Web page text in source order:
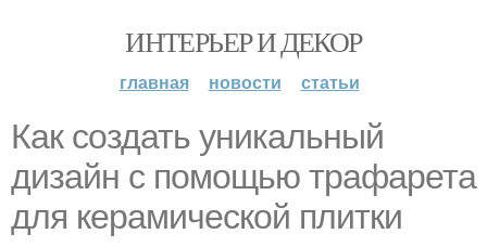
ИНТЕРЬЕР И ДЕКОР
главная новости статьи
Как создать уникальный
дизайн с помощью трафарета
для керамической плитки